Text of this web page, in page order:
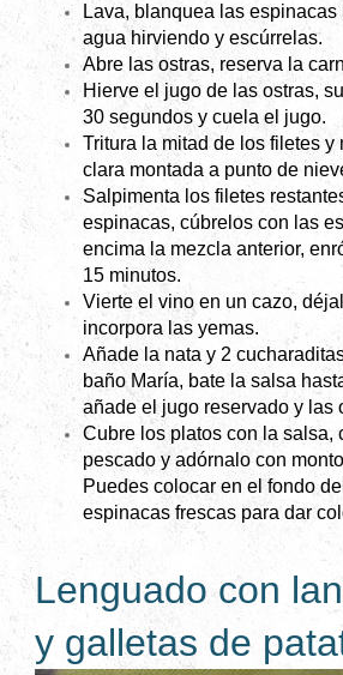
Lava, blanquea las espinacas
agua hirviendo y escúrrelas.
Abre las ostras, reserva la
Hierve el jugo de las ostras,
30 segundos y cuela el jugo.
Tritura la mitad de los filetes y
clara montada a punto de
Salpimenta los filetes
espinacas, cúbrelos con las
encima la mezcla anterior,
15 minutos.
Vierte el vino en un cazo,
incorpora las yemas.
Añade la nata y 2
baño María, bate la salsa
añade el jugo reservado y las
Cubre los platos con la salsa,
pescado y adórnalo con
Puedes colocar en el fondo
espinacas frescas para dar
Lenguado con
y galletas de